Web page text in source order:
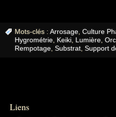
Mots-clés : Arrosage Culture
Hygrométrie Keiki Lumière
Rempotage Substrat Support
Liens